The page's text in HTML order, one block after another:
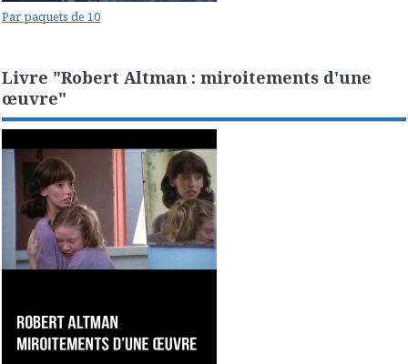
Par paquets de 10
Livre "Robert Altman : miroitements d'une
œuvre"